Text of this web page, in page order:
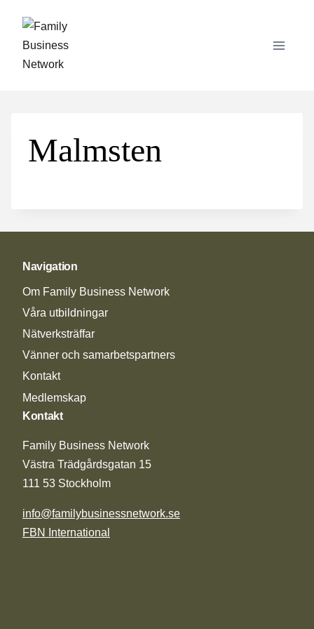
content
Malmsten
Navigation
Om Family Business Network
Våra utbildningar
Nätverksträffar
Vänner och samarbetspartners
Kontakt
Medlemskap
Kontakt
Family Business Network
Västra Trädgårdsgatan 15
111 53 Stockholm
info@familybusinessnetwork.se
FBN International